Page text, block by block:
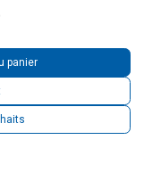
panier